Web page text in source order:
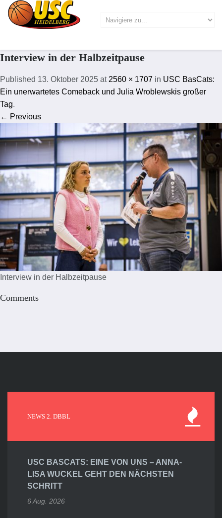
Interview in der Halbzeitpause
Published 13. Oktober 2025 at 2560 × 1707 in USC BasCats:
Ein unerwartetes Comeback und Julia Wroblewskis großer
Tag.
← Previous
Interview in der Halbzeitpause
Comments
NEWS 2. DBBL
USC BASCATS: EINE VON UNS – ANNA-
LISA WUCKEL GEHT DEN NÄCHSTEN
SCHRITT
6 Aug. 2026